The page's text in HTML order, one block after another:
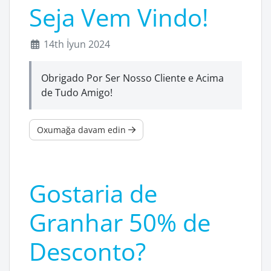
Seja Vem Vindo!
14th İyun 2024
Obrigado Por Ser Nosso Cliente e Acima
de Tudo Amigo!
Oxumağa davam edin
Gostaria de
Granhar 50% de
Desconto?